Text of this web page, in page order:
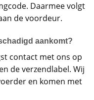
Daarmee volgt
de voordeur.
aankomt?
contact met ons op
de verzendlabel. Wij
en komen met